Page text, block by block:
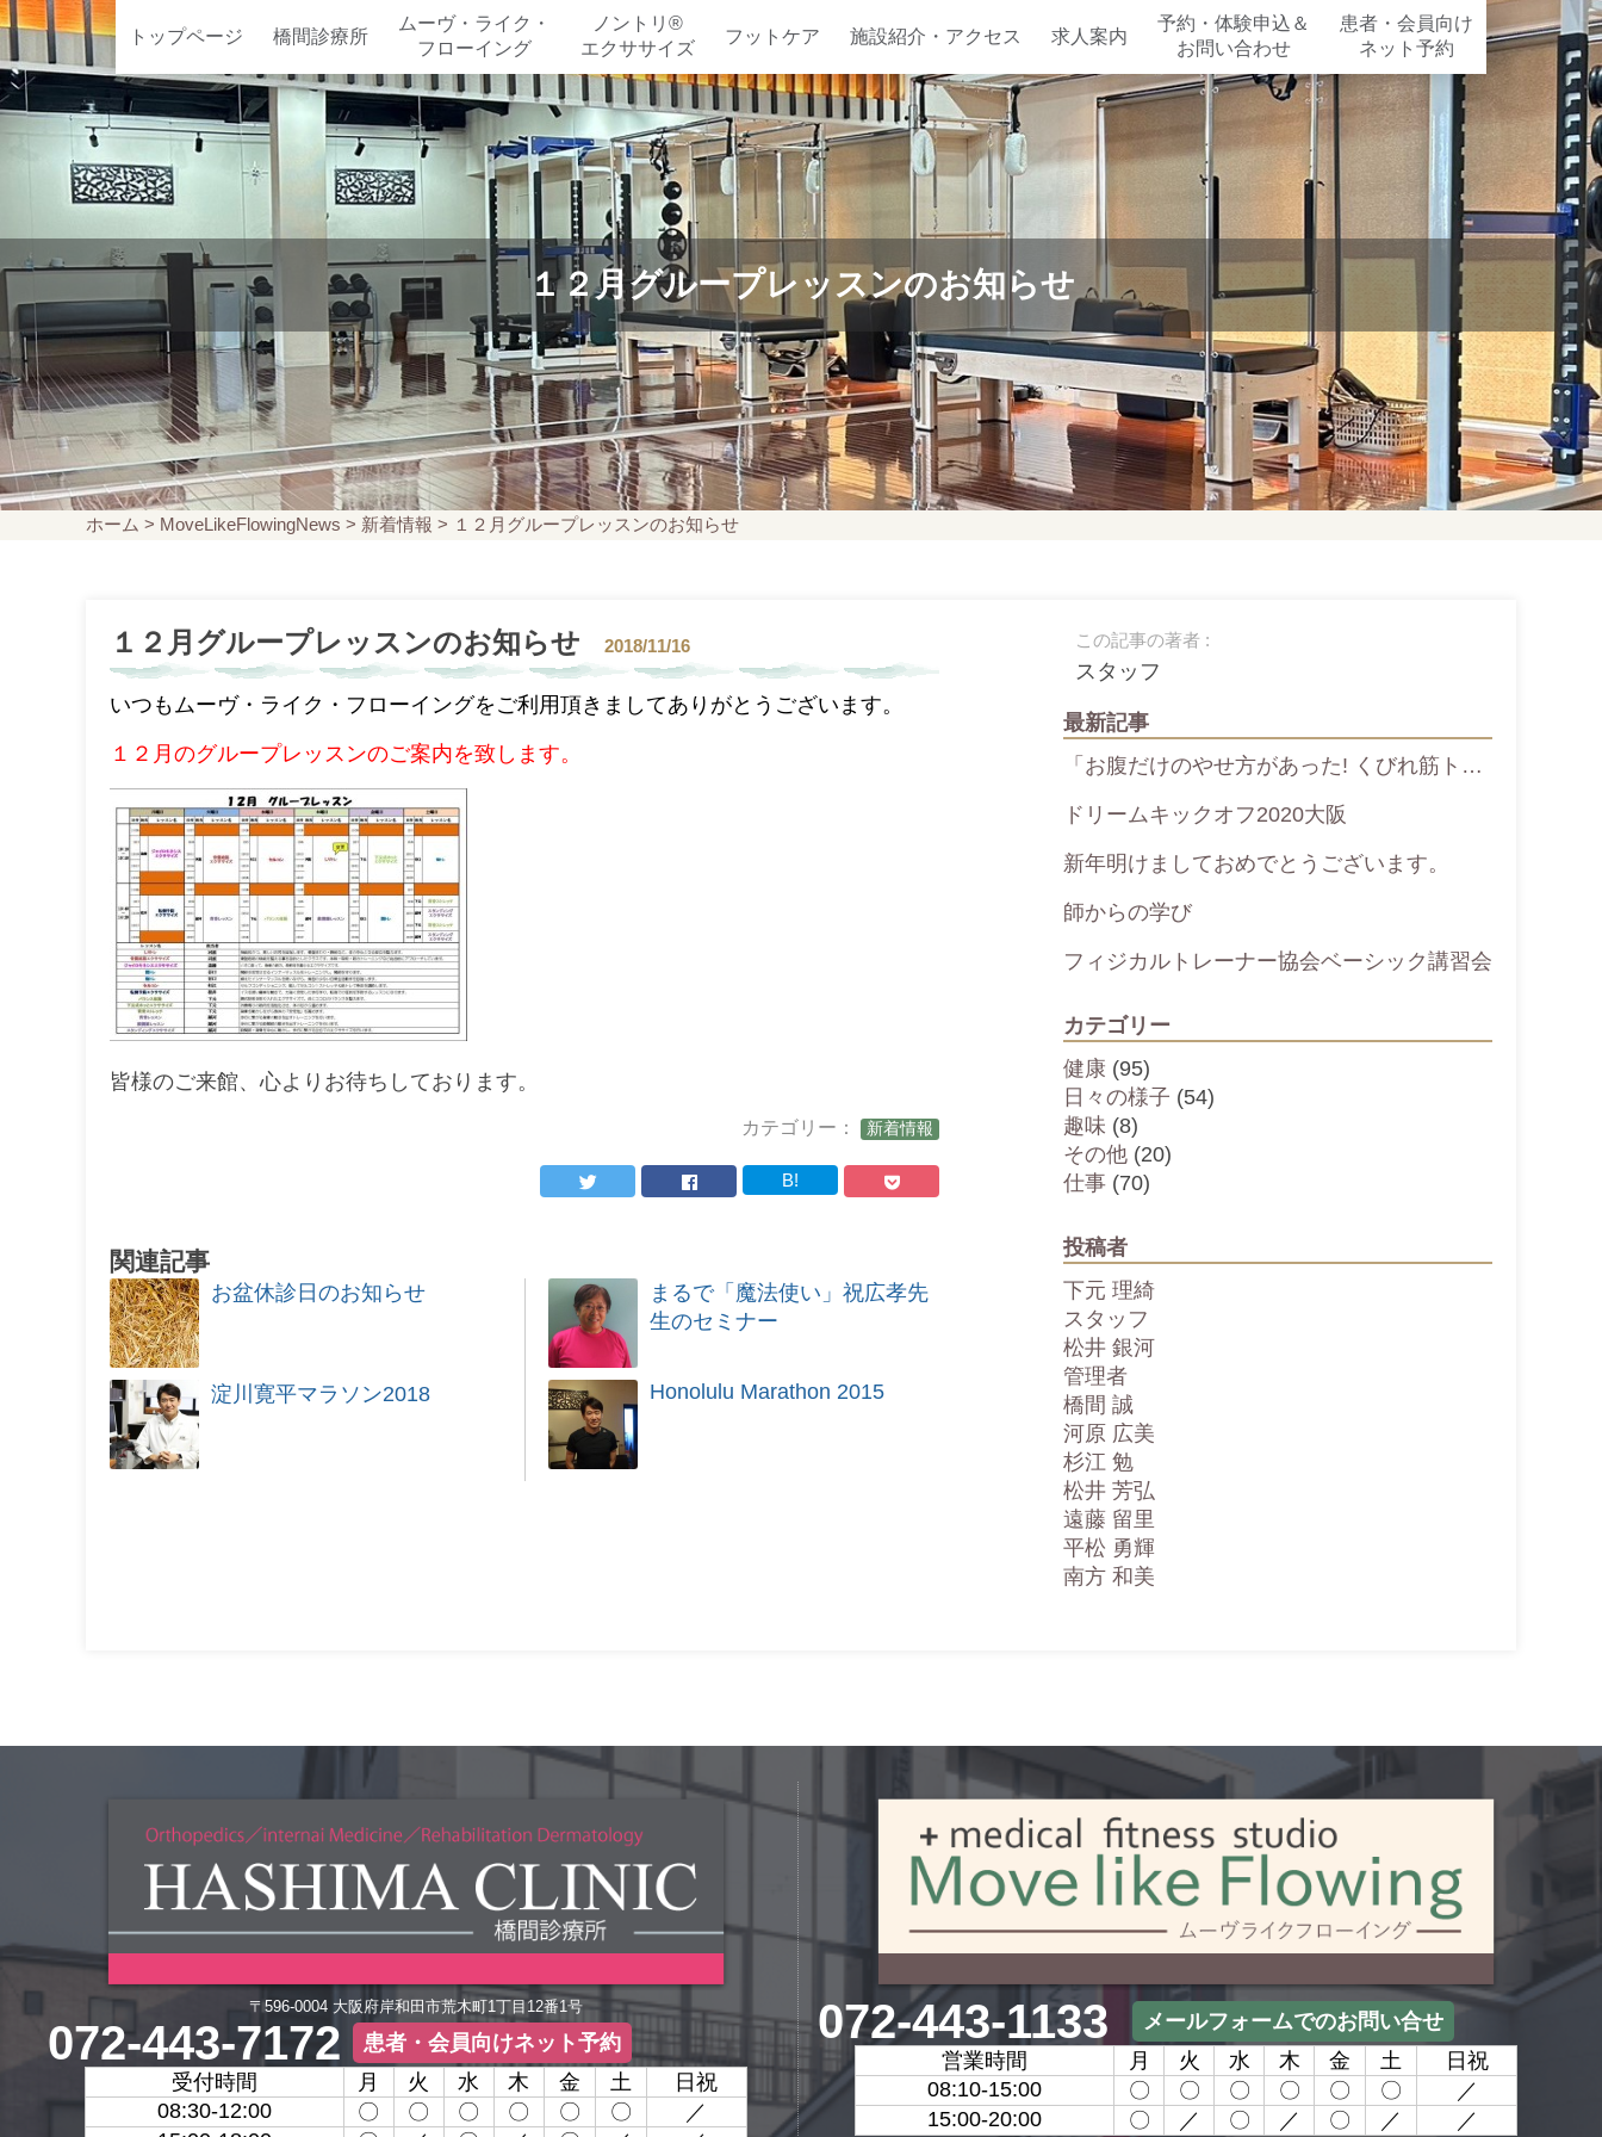
１２月グループレッスンのお知らせ
トップページ 橋間診療所
ムーヴ・ライク・
フローイング
ノントリ®
エクササイズ
フットケア 施設紹介・アクセス 求人案内
予約・体験申込＆
お問い合わせ
患者・会員向け
ネット予約
ホーム > MoveLikeFlowingNews > 新着情報 > １２月グループレッスンのお知らせ
１２月グループレッスンのお知らせ 2018/11/16
いつもムーヴ・ライク・フローイングをご利用頂きましてありがとうございます。
１２月のグループレッスンのご案内を致します。
皆様のご来館、心よりお待ちしております。
カテゴリー： 新着情報
B!
関連記事
お盆休診日のお知らせ
淀川寛平マラソン2018
まるで「魔法使い」祝広孝先
生のセミナー
Honolulu Marathon 2015
この記事の著者 :
スタッフ
最新記事
「お腹だけのやせ方があった! くびれ筋ト…
ドリームキックオフ2020大阪
新年明けましておめでとうございます。
師からの学び
フィジカルトレーナー協会ベーシック講習会
カテゴリー
健康 (95)
日々の様子 (54)
趣味 (8)
その他 (20)
仕事 (70)
投稿者
下元 理綺
スタッフ
松井 銀河
管理者
橋間 誠
河原 広美
杉江 勉
松井 芳弘
遠藤 留里
平松 勇輝
南方 和美
〒596-0004 大阪府岸和田市荒木町1丁目12番1号
072-443-7172
患者・会員向けネット予約
受付時間
月 火 水 木 金 土
日祝
08:30-12:00
〇 〇 〇 〇 〇 〇
／
072-443-1133
メールフォームでのお問い合せ
営業時間
月 火 水 木 金 土
日祝
08:10-15:00
〇 〇 〇 〇 〇 〇
／
15:00-20:00
〇 ／ 〇 ／ 〇 ／ ／